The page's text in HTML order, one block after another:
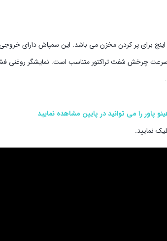
رهینو پاور بین 21 الی 50 بار می باشد. این فشار با سرعت چرخش شفت تراکتور متناسب است.
پاور را می توانید در پایین مشاهده نمایید
نمایید.